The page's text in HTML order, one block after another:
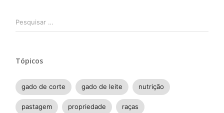
por:
Tópicos
gado de corte gado de leite nutrição
pastagem propriedade raças